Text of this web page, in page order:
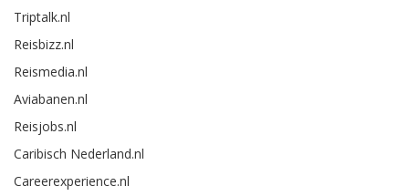
Triptalk.nl
Reisbizz.nl
Reismedia.nl
Aviabanen.nl
Reisjobs.nl
Caribisch Nederland.nl
Careerexperience.nl